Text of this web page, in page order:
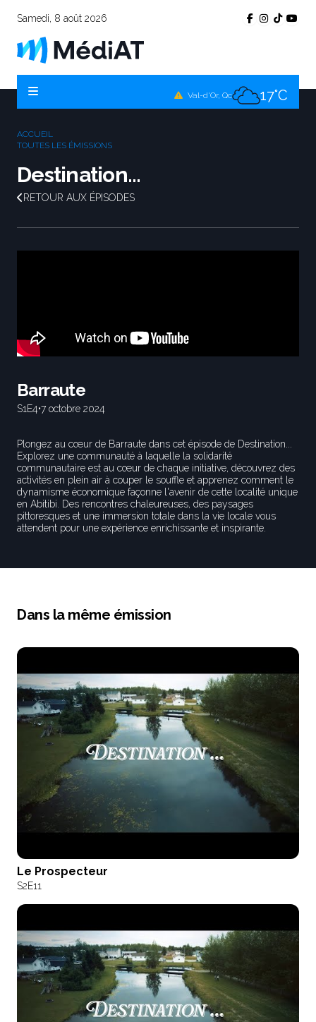
Samedi, 8 août 2026
Val-d'Or, Qc 17°C
ACCUEIL
TOUTES LES ÉMISSIONS
Destination...
RETOUR AUX ÉPISODES
Barraute
S1 E4•7 octobre 2024
Plongez au cœur de Barraute dans cet épisode de Destination...
Explorez une communauté à laquelle la solidarité
communautaire est au cœur de chaque initiative, découvrez des
activités en plein air à couper le souffle et apprenez comment le
dynamisme économique façonne l'avenir de cette localité unique
en Abitibi. Des rencontres chaleureuses, des paysages
pittoresques et une immersion totale dans la vie locale vous
attendent pour une expérience enrichissante et inspirante.
Dans la même émission
Le Prospecteur
S2E11